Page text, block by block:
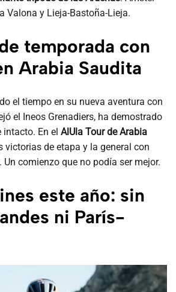
Valona y Lieja-Bastoña-Lieja.
temporada con
Arabia Saudita
el tiempo en su nueva aventura con
el Ineos Grenadiers, ha demostrado
intacto. En el AlUla Tour de Arabia
victorias de etapa y la general con
Un comienzo que no podía ser mejor.
este año: sin
ni París-